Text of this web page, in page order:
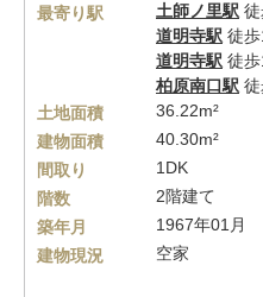
最寄り駅
土師ノ里駅
道明寺駅 徒
道明寺駅 徒
柏原南口駅
土地面積
36.22m²
建物面積
40.30m²
間取り
1DK
階数
2階建て
築年月
1967年01月
建物現況
空家